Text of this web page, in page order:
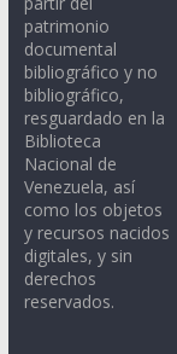
patrimonio
documental
bibliográfico y no
bibliográfico,
resguardado en la
Biblioteca
Nacional de
Venezuela, así
como los objetos
y recursos nacidos
digitales, y sin
derechos
reservados.